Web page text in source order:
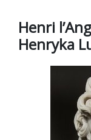
Henri
Henryka